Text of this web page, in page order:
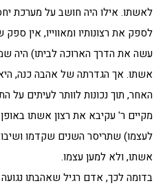
לאשתו. אילו היה חושב על מערכת
לספק את רצונותיו ומאווייו, אין
עשה את הדרך הארוכה לביתו) היה
אשתו. אך הגדרתה של אהבה כנה,
האחר, תוך נכונות לוותר לעיתים
מקיים ר' עקיבא את רצון אשתו
לעצמו) שתריסר השנים שקדמו
אשתו, ולא למען עצמו.
בדומה לכך, אדם רגיל שאהבתו